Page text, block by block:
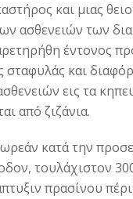
και μιας
ασθενειών των
έντονος
σταφυλάς και
εις τα
από ζιζάνια.
κατά την
τουλάχιστον
πρασίνου